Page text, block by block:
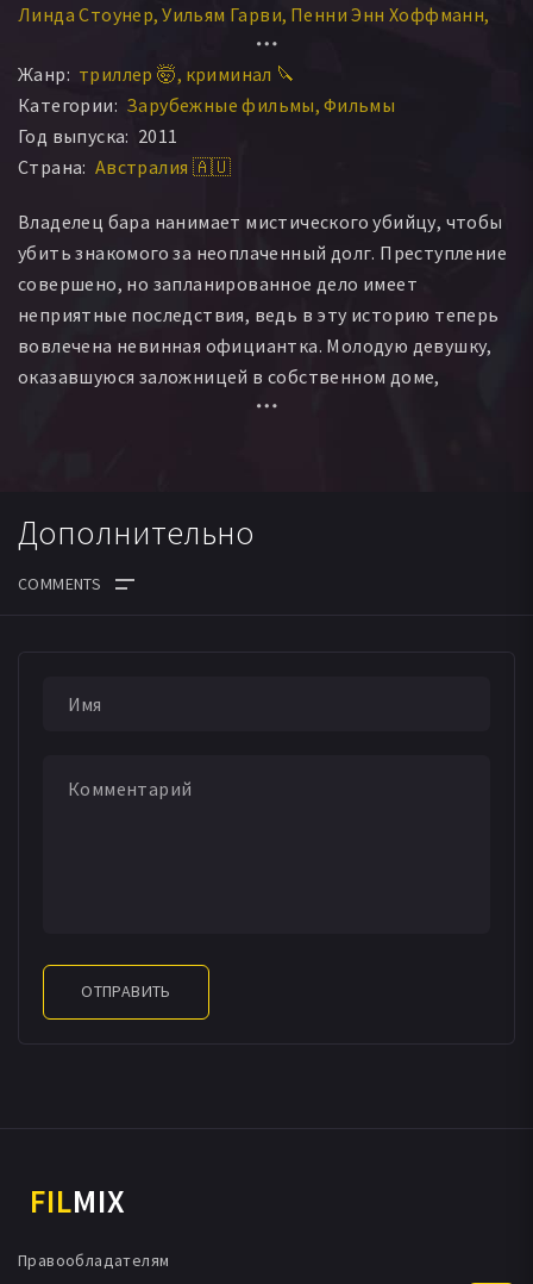
Линда Стоунер Уильям Гарви Пенни Энн Хоффманн
Пол Брайант
Энди Барклай John Rees-Osborne
Жанр: триллер 🤯 криминал 🔪
Категории: Зарубежные фильмы Фильмы
Год выпуска: 2011
Страна: Австралия 🇦🇺
Владелец бара нанимает мистического убийцу, чтобы
убить знакомого за неоплаченный долг. Преступление
совершено, но запланированное дело имеет
неприятные последствия, ведь в эту историю теперь
вовлечена невинная официантка. Молодую девушку,
оказавшуюся заложницей в собственном доме,
толкают на отчаянные меры ради выживания.
Дополнительно
ОТПРАВИТЬ
FILMIX
Правообладателям